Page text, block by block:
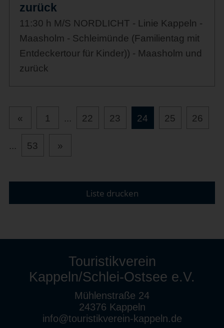
zurück
11:30 h M/S NORDLICHT - Linie Kappeln -
Maasholm - Schleimünde (Familientag mit
Entdeckertour für Kinder)) - Maasholm und
zurück
« 1 ... 22 23 24 25 26
... 53 »
Liste drucken
Touristikverein
Kappeln/Schlei-Ostsee e.V.
Mühlenstraße 24
24376 Kappeln
info@touristikverein-kappeln.de